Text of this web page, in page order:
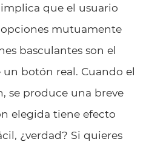
que el usuario
mutuamente
basculantes son el
botón real. Cuando el
se produce una breve
elegida tiene efecto
¿verdad? Si quieres